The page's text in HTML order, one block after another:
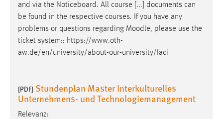
and via the Noticeboard. All course [...] documents can
be found in the respective courses. If you have any
problems or questions regarding Moodle, please use the
ticket system:: https://www.oth-
aw.de/en/university/about-our-university/faci
[PDF] Stundenplan Master Interkulturelles
Unternehmens- und Technologiemanagement
Relevanz: